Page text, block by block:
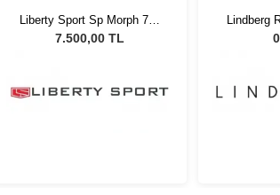
Liberty Sport Sp Morph 771
51 O
7.500,00 TL
Lindberg